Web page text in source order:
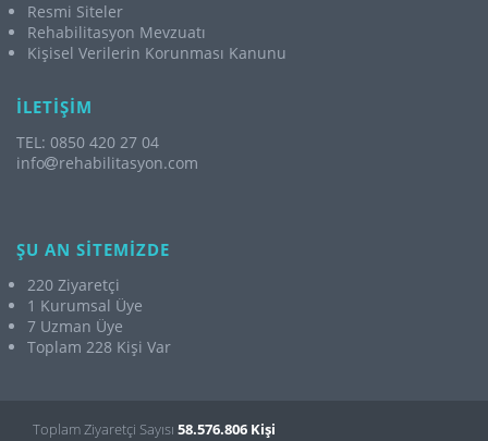
Resmi Siteler
Rehabilitasyon Mevzuatı
Kişisel Verilerin Korunması Kanunu
İLETİŞİM
TEL: 0850 420 27 04
info
rehabilitasyon.com
ŞU AN SİTEMİZDE
220 Ziyaretçi
1 Kurumsal Üye
7 Uzman Üye
Toplam 228 Kişi Var
Toplam Ziyaretçi Sayısı 58.576.806 Kişi